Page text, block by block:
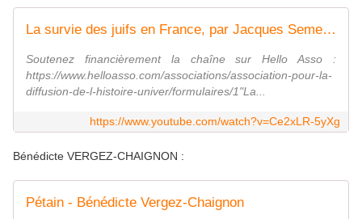
La survie des juifs en France, par Jacques Semelin - BiblioVVS #4
Soutenez financièrement la chaîne sur Hello Asso :
https://www.helloasso.com/associations/association-pour-la-
diffusion-de-l-histoire-univer/formulaires/1"La...
https://www.youtube.com/watch?v=Ce2xLR-5yXg
Bénédicte VERGEZ-CHAIGNON :
Pétain - Bénédicte Vergez-Chaignon